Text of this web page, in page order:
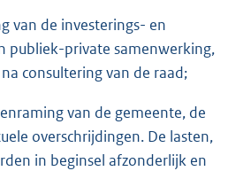
van de investerings- en
publiek-private samenwerking,
consultering van de raad;
van de gemeente, de
overschrijdingen. De lasten,
in beginsel afzonderlijk en